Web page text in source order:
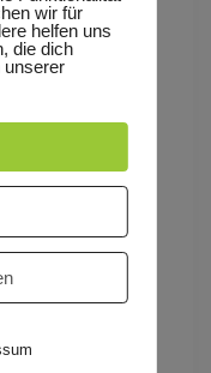
in
cash-in-
wir für
helfen uns
die dich
unserer